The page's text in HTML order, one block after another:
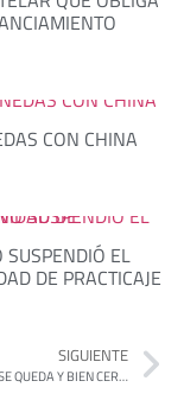
CON CHINA
SUSPENDIÓ EL
DE PRACTICAJE
SIGUIENTE
CFK DICE QUE SE QUEDA Y BIEN CERCA